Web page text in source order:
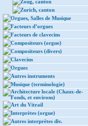
Zoug, canton
Zurich, canton
Orgues, Salles de Musique
Facteurs d’orgues
Facteurs de clavecins
Compositeurs (orgue)
Compositeurs (divers)
Clavecins
Orgues
Autres instruments
Musique (terminologie)
Architecture locale (Chaux-de-
Fonds, et environs)
Art du Vitrail
Interprètes (orgue)
Autres interprètes div.